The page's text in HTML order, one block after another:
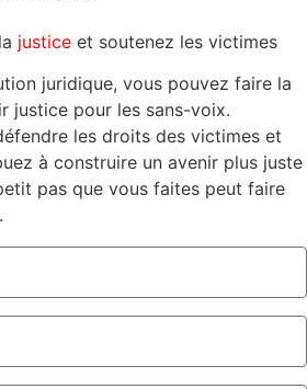
justice et soutenez les victimes
juridique, vous pouvez faire la
justice pour les sans-voix.
les droits des victimes et
à construire un avenir plus juste
pas que vous faites peut faire